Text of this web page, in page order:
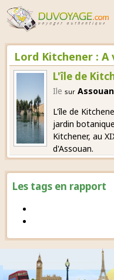
Les tags en rapport
Lord Kitchener :
L'île de
Ile sur Assouan
L'île de
jardin
Kitchener, au
d'Assouan.